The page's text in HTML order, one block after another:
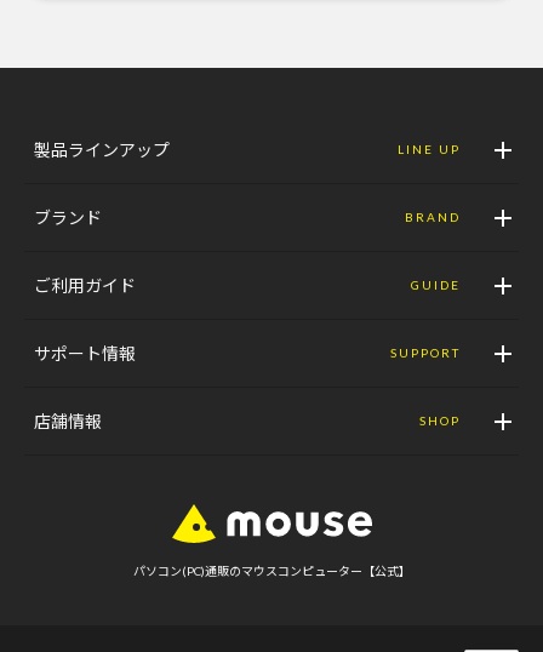
製品ラインアップ LINE UP
ブランド BRAND
ご利用ガイド GUIDE
サポート情報 SUPPORT
店舗情報 SHOP
パソコン(PC)通販のマウスコンピューター【公式】